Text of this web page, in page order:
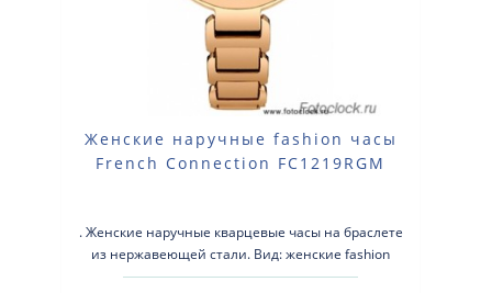
Женские наручные fashion часы
French Connection FC1219RGM
. Женские наручные кварцевые часы на браслете
из нержавеющей стали. Вид: женские fashion
часы.Тип механизма: кварцевые.Корпус: ста..